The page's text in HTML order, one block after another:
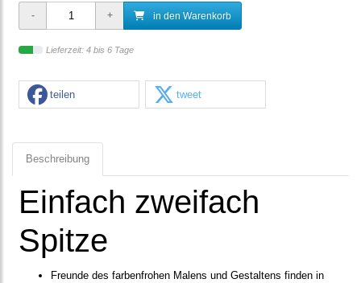
in den Warenkorb
Lieferzeit: 4 bis 6 Tage
teilen tweet
Beschreibung
Einfach zweifach
Spitze
Freunde des farbenfrohen Malens und Gestaltens finden in